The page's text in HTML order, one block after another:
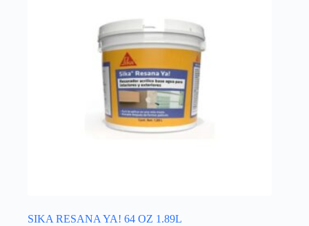
SIKA RESANA YA! 64 OZ 1.89L